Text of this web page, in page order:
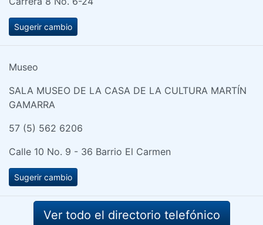
Sugerir cambio
Museo
SALA MUSEO DE LA CASA DE LA CULTURA MARTÍN
GAMARRA
57 (5) 562 6206
Calle 10 No. 9 - 36 Barrio El Carmen
Sugerir cambio
Ver todo el directorio telefónico